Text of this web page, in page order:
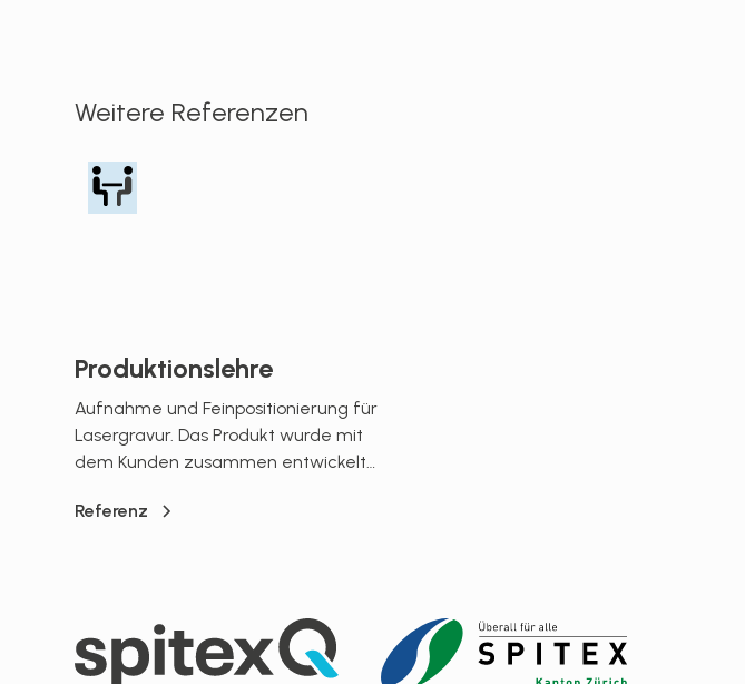
Weitere Referenzen
Produktionslehre
Aufnahme und Feinpositionierung für
Lasergravur. Das Produkt wurde mit
dem Kunden zusammen entwickelt
Referenz